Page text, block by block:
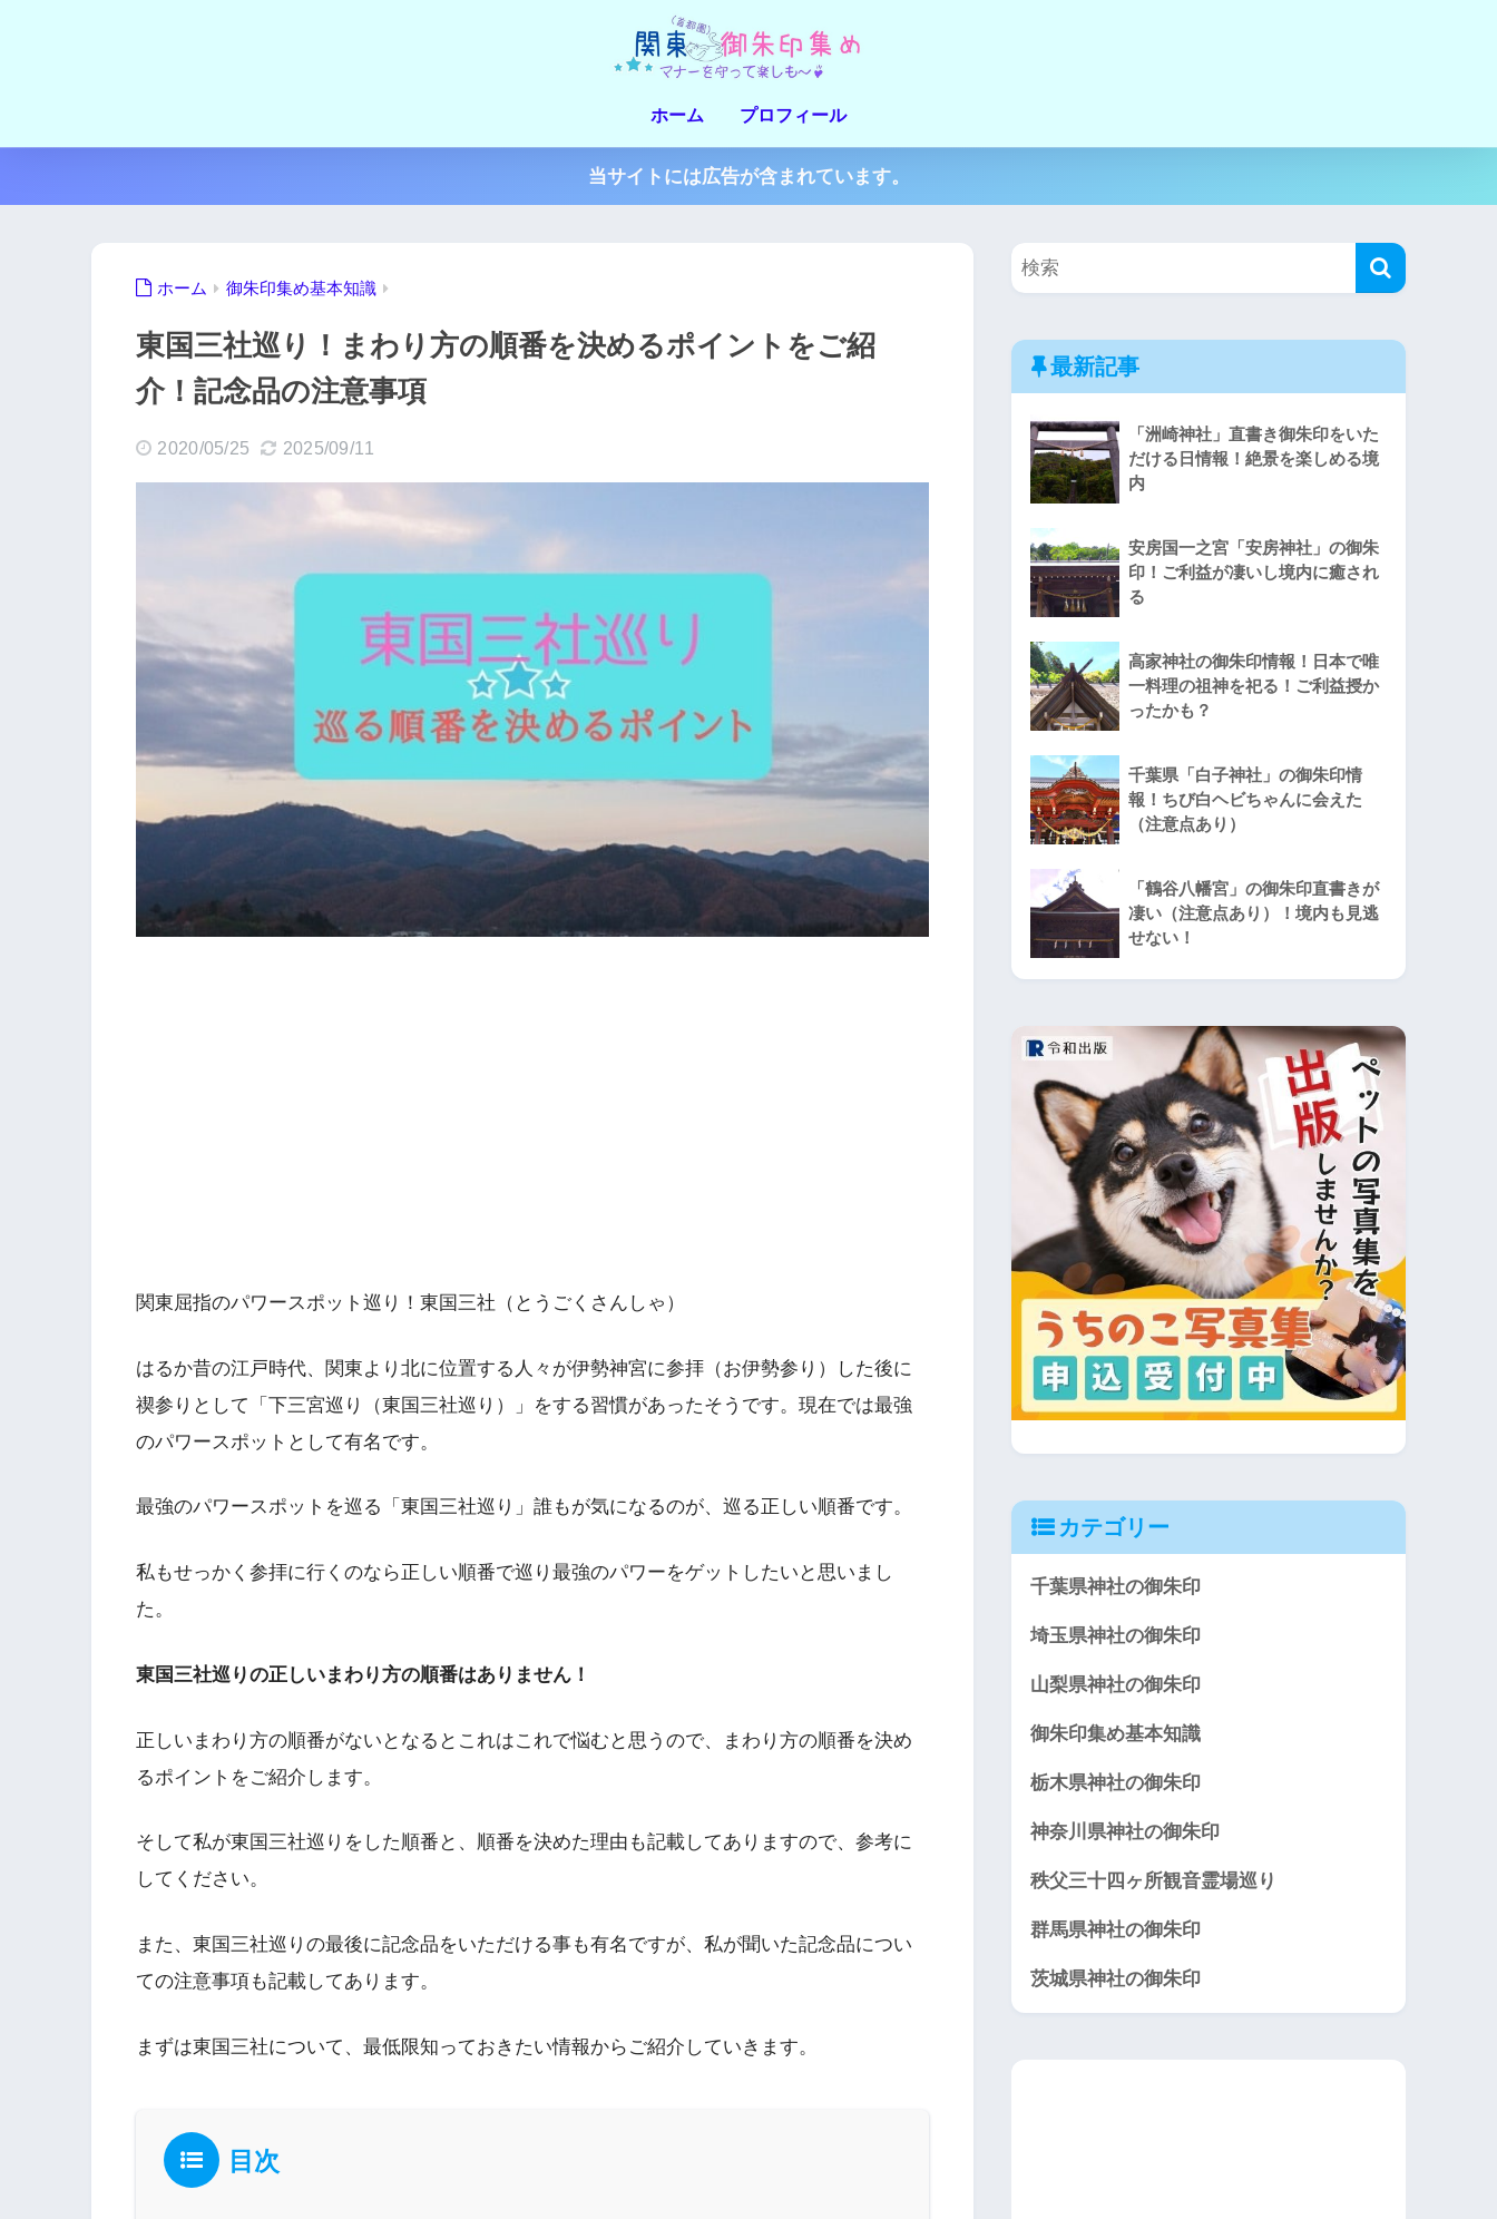
ホーム プロフィール
当サイトには広告が含まれています。
ホーム 御朱印集め基本知識
東国三社巡り！まわり方の順番を決めるポイントをご紹
介！記念品の注意事項
2020/05/25 2025/09/11
関東屈指のパワースポット巡り！東国三社（とうごくさんしゃ）
はるか昔の江戸時代、関東より北に位置する人々が伊勢神宮に参拝（お伊勢参り）した後に
禊参りとして「下三宮巡り（東国三社巡り）」をする習慣があったそうです。現在では最強
のパワースポットとして有名です。
最強のパワースポットを巡る「東国三社巡り」誰もが気になるのが、巡る正しい順番です。
私もせっかく参拝に行くのなら正しい順番で巡り最強のパワーをゲットしたいと思いまし
た。
東国三社巡りの正しいまわり方の順番はありません！
正しいまわり方の順番がないとなるとこれはこれで悩むと思うので、まわり方の順番を決め
るポイントをご紹介します。
そして私が東国三社巡りをした順番と、順番を決めた理由も記載してありますので、参考に
してください。
また、東国三社巡りの最後に記念品をいただける事も有名ですが、私が聞いた記念品につい
ての注意事項も記載してあります。
まずは東国三社について、最低限知っておきたい情報からご紹介していきます。
目次
最新記事
「洲崎神社」直書き御朱印をいた
だける日情報！絶景を楽しめる境
内
安房国一之宮「安房神社」の御朱
印！ご利益が凄いし境内に癒され
る
高家神社の御朱印情報！日本で唯
一料理の祖神を祀る！ご利益授か
ったかも？
千葉県「白子神社」の御朱印情
報！ちび白ヘビちゃんに会えた
（注意点あり）
「鶴谷八幡宮」の御朱印直書きが
凄い（注意点あり）！境内も見逃
せない！
カテゴリー
千葉県神社の御朱印
埼玉県神社の御朱印
山梨県神社の御朱印
御朱印集め基本知識
栃木県神社の御朱印
神奈川県神社の御朱印
秩父三十四ヶ所観音霊場巡り
群馬県神社の御朱印
茨城県神社の御朱印